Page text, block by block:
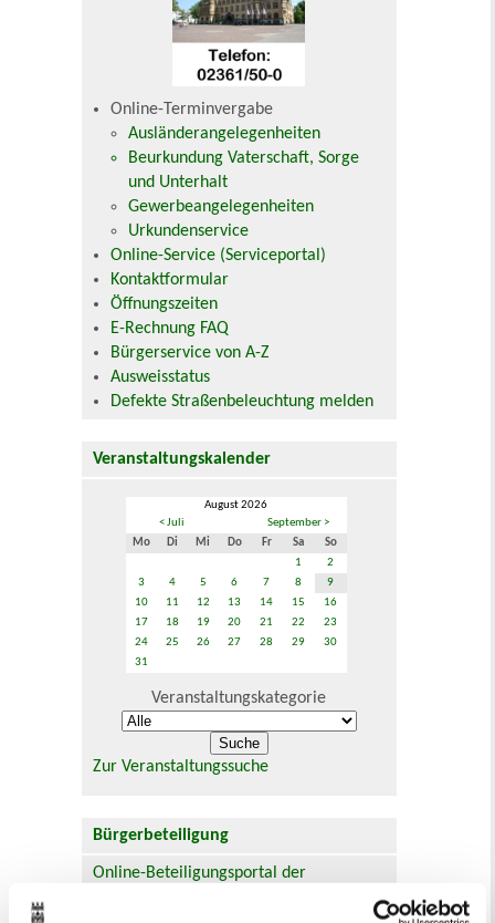
Online-Terminvergabe
Ausländerangelegenheiten
Beurkundung Vaterschaft, Sorge
und Unterhalt
Gewerbeangelegenheiten
Urkundenservice
Online-Service (Serviceportal)
Kontaktformular
Öffnungszeiten
E-Rechnung FAQ
Bürgerservice von A-Z
Ausweisstatus
Defekte Straßenbeleuchtung melden
Veranstaltungskalender
August 2026
< Juli
September >
Mo
Di Mi Do Fr Sa
So
1
2
3
4 5 6 7 8
9
10
11 12 13 14 15
16
17
18 19 20 21 22
23
24
25 26 27 28 29
30
31
Veranstaltungskategorie
Zur Veranstaltungssuche
Bürgerbeteiligung
Online-Beteiligungsportal der